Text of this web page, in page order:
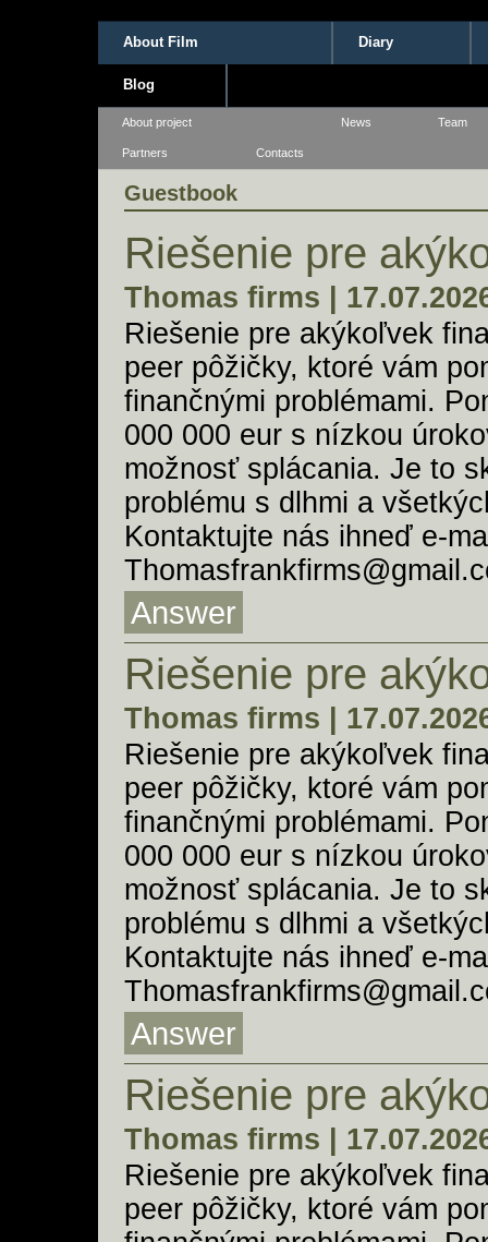
About Film Diary
Blog
About project News Team
Partners Contacts
Guestbook
Riešenie pre
Thomas firms |
Riešenie pre akýkoľvek
peer pôžičky, ktoré vám
finančnými problémami.
000 000 eur s nízkou
možnosť splácania. Je to
problému s dlhmi a
Kontaktujte nás ihneď e-
Answer
Riešenie pre
Thomas firms |
Riešenie pre akýkoľvek
peer pôžičky, ktoré vám
finančnými problémami.
000 000 eur s nízkou
možnosť splácania. Je to
problému s dlhmi a
Kontaktujte nás ihneď e-
Answer
Riešenie pre
Thomas firms |
Riešenie pre akýkoľvek
peer pôžičky, ktoré vám